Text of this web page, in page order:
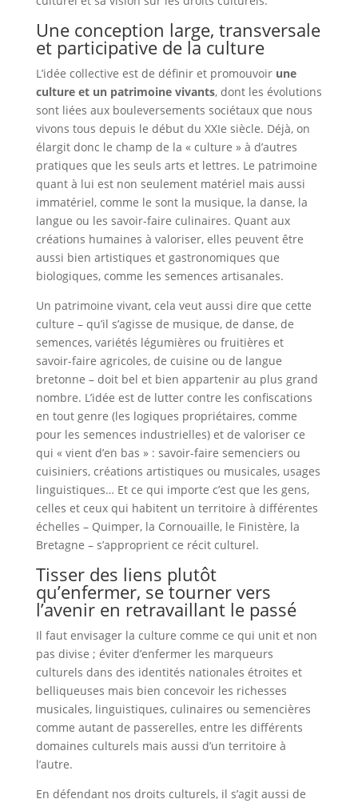
Une conception large, transversale
et participative de la culture
L’idée collective est de définir et promouvoirune
culture et un patrimoine vivants, dont les évolutions
sont liées aux bouleversements sociétaux que nous
vivons tous depuis le début du XXIe siècle. Déjà, on
élargit donc le champ de la « culture » à d’autres
pratiques que les seuls arts et lettres. Le patrimoine
quant à lui est non seulement matériel mais aussi
immatériel, comme le sont la musique, la danse, la
langue ou les savoir-faire culinaires. Quant aux
créations humaines à valoriser, elles peuvent être
aussi bien artistiques et gastronomiques que
biologiques, comme les semences artisanales.
Un patrimoine vivant, cela veut aussi dire que cette
culture – qu’il s’agisse de musique, de danse, de
semences, variétés légumières ou fruitières et
savoir-faire agricoles, de cuisine ou de langue
bretonne – doit bel et bien appartenir au plus grand
nombre. L’idée est de lutter contre les confiscations
en tout genre (les logiques propriétaires, comme
pour les semences industrielles) et de valoriser ce
qui « vient d’en bas » : savoir-faire semenciers ou
cuisiniers, créations artistiques ou musicales, usages
linguistiques… Et ce qui importe c’est que les gens,
celles et ceux qui habitent un territoire à différentes
échelles – Quimper, la Cornouaille, le Finistère, la
Bretagne – s’approprient ce récit culturel.
Tisser des liens plutôt
qu’enfermer, se tourner vers
l’avenir en retravaillant le passé
Il faut envisager la culture comme ce qui unit et non
pas divise ; éviter d’enfermer les marqueurs
culturels dans des identités nationales étroites et
belliqueuses mais bien concevoir les richesses
musicales, linguistiques, culinaires ou semencières
comme autant de passerelles, entre les différents
domaines culturels mais aussi d’un territoire à
l’autre.
En défendant nos droits culturels, il s’agit aussi de